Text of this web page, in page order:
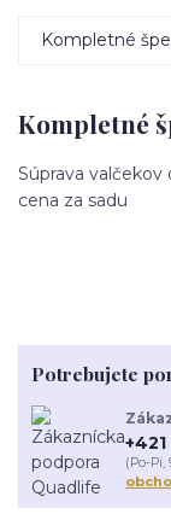
Kompletné
Kompletné
Súprava valčekov
cena za sadu
Potrebujete
(Po-Pi,